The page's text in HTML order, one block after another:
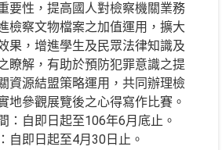
要性，提高國人對檢察機關業務
檢察文物檔案之加值運用，擴大
果，增進學生及民眾法律知識及
瞭解，有助於預防犯罪意識之提
資源結盟策略運用，共同辦理檢
地參觀展覽後之心得寫作比賽。
：自即日起至106年6月底止。
自即日起至4月30日止。